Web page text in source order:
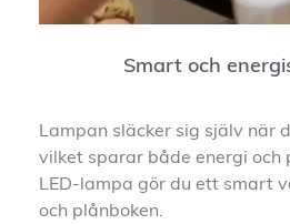
Smart och
Lampan släcker sig själv när
vilket sparar både energi och
LED-lampa gör du ett smart
och plånboken.